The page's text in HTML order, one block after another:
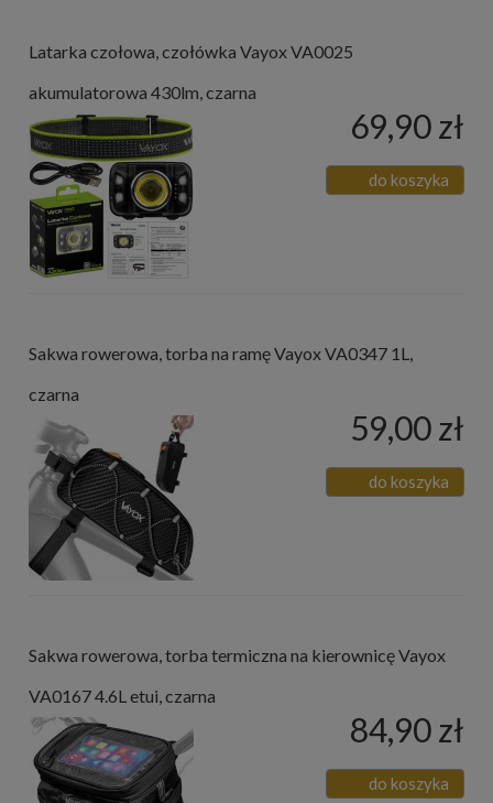
Latarka czołowa, czołówka Vayox VA0025
akumulatorowa 430lm, czarna
69,90 zł
do koszyka
Sakwa rowerowa, torba na ramę Vayox VA0347 1L,
czarna
59,00 zł
do koszyka
Sakwa rowerowa, torba termiczna na kierownicę Vayox
VA0167 4.6L etui, czarna
84,90 zł
do koszyka